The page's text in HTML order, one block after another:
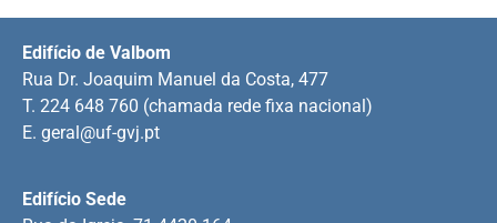
Edifício Sede
Edifício de Valbom
Rua Dr. Joaquim Manuel da Costa, 477
T. 224 648 760 (chamada rede fixa nacional)
E. geral@uf-gvj.pt